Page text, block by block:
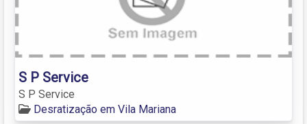
S P Service
S P Service
Desratização em Vila Mariana